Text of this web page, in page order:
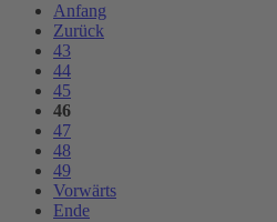
Anfang
Zurück
43
44
45
46
47
48
49
Vorwärts
Ende